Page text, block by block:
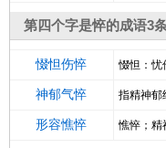
第四个字是悴的成语3
惙怛伤悴 惙怛：忧
神郁气悴 指精神郁
形容憔悴 憔悴；精